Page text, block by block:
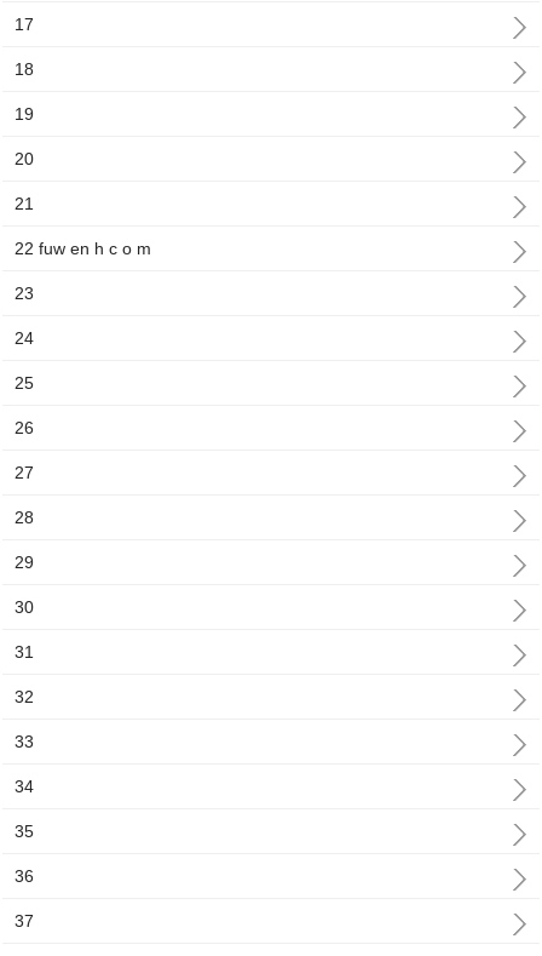
17
18
19
20
21
22 fuw en h c o m
23
24
25
26
27
28
29
30
31
32
33
34
35
36
37